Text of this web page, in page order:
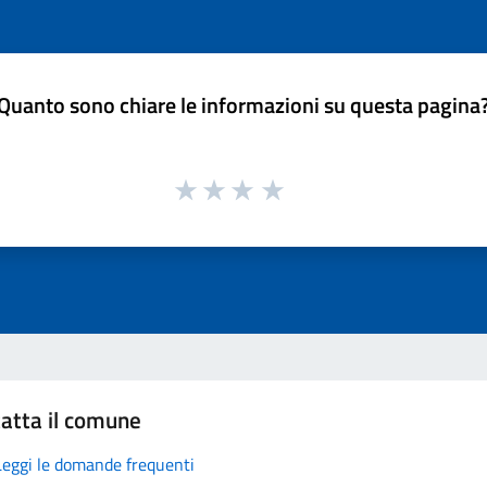
sono chiare le informazioni su questa
il comune
le domande frequenti